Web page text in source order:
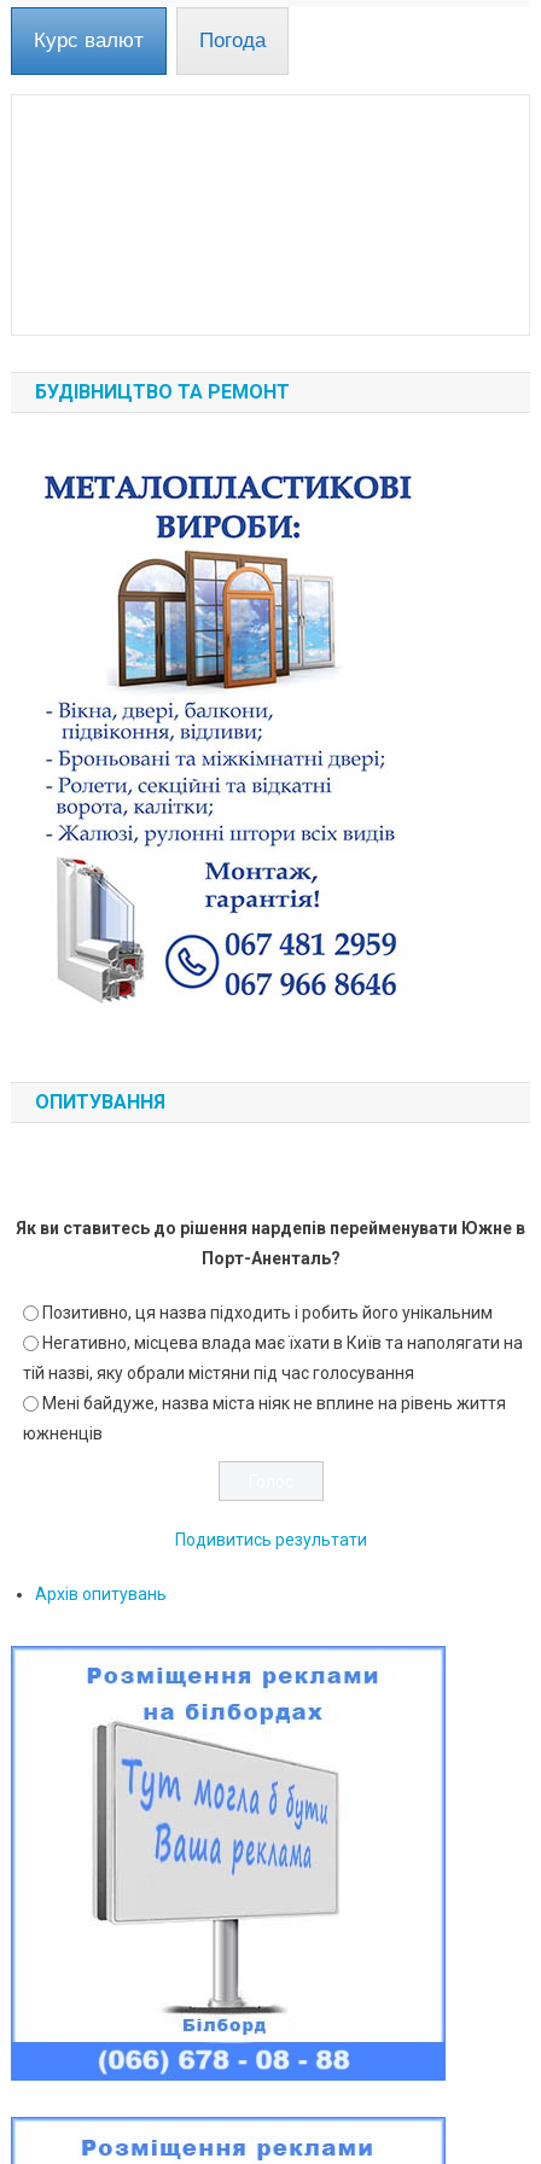
Курс валют Погода
БУДІВНИЦТВО ТА РЕМОНТ
ОПИТУВАННЯ
Як ви ставитесь до рішення нардепів перейменувати Южне в
Порт-Аненталь?
Позитивно, ця назва підходить і робить його унікальним
Негативно, місцева влада має їхати в Київ та наполягати на
тій назві, яку обрали містяни під час голосування
Мені байдуже, назва міста ніяк не вплине на рівень життя
южненців
Подивитись результати
Архів опитувань